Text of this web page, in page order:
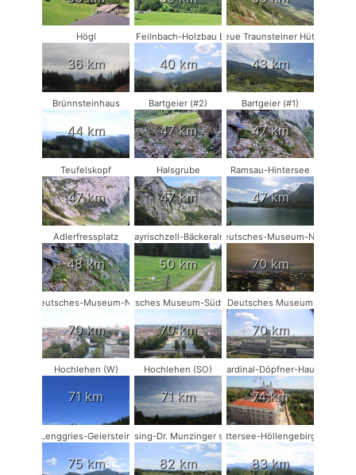
Högl
36 km
Bad Feilnbach-Holzbau Eder
40 km
Neue Traunsteiner Hütte
43 km
Brünnsteinhaus
44 km
Bartgeier (#2)
47 km
Bartgeier (#1)
47 km
Teufelskopf
47 km
Halsgrube
47 km
Ramsau-Hintersee
47 km
Adlerfressplatz
48 km
Bayrischzell-Bäckeralm
50 km
Deutsches-Museum-NW
70 km
Deutsches-Museum-NO
70 km
Deutsches Museum-Südwest
70 km
Deutsches Museum
70 km
Hochlehen (W)
71 km
Hochlehen (SO)
71 km
Kardinal-Döpfner-Haus
74 km
Lenggries-Geierstein
75 km
Münsing-Dr. Munzinger sport
82 km
Attersee-Höllengebirge
83 km